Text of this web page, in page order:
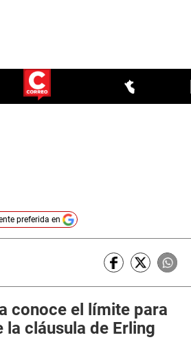
preferida en
conoce el límite para
la cláusula de Erling